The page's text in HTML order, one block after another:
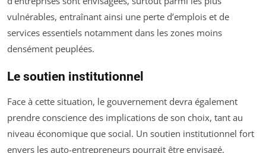
vulnérables, entraînant ainsi une perte d’emplois et de
services essentiels notamment dans les zones moins
densément peuplées.
Le soutien institutionnel
Face à cette situation, le gouvernement devra également
prendre conscience des implications de son choix, tant au
niveau économique que social. Un soutien institutionnel fort
envers les auto-entrepreneurs pourrait être envisagé,